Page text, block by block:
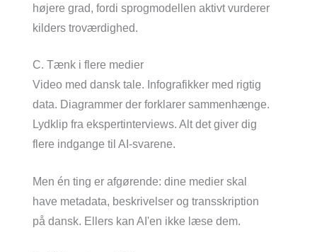
højere grad, fordi sprogmodellen aktivt vurderer
kilders troværdighed.
C. Tænk i flere medier
Video med dansk tale. Infografikker med rigtig
data. Diagrammer der forklarer sammenhænge.
Lydklip fra ekspertinterviews. Alt det giver dig
flere indgange til AI-svarene.
Men én ting er afgørende: dine medier skal
have metadata, beskrivelser og transskription
på dansk. Ellers kan AI'en ikke læse dem.